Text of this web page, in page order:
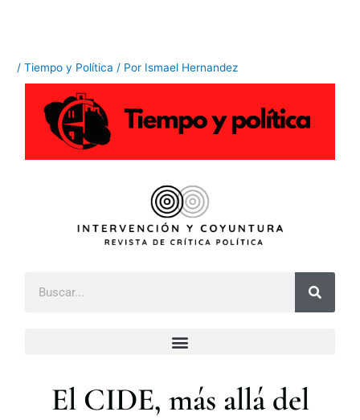
/Tiempo y Política / Por Ismael Hernandez
El CIDE, más allá del